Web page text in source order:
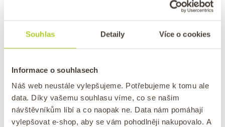
Souhlas Detaily Více o cookies
Informace o souhlasech
Náš web neustále vylepšujeme. Potřebujeme k tomu ale
data. Díky vašemu souhlasu víme, co se našim
návštěvníkům líbí a co naopak ne. Data nám pomáhají
vylepšovat e-shop, aby se vám pohodlněji nakupovalo. A
TIP: Nevíte, co udělat s bílky? Upečte si z
nich našeořechové